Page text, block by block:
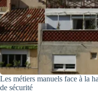
Les métiers manuels face à la
de sécurité